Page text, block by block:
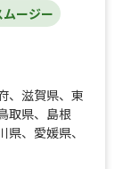
ムージー
、 滋賀県、 東
取県、 島根
県、 愛媛県、